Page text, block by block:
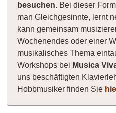
besuchen. Bei dieser
man Gleichgesinnte, lernt
kann gemeinsam
Wochenendes oder einer
musikalisches Thema
Workshops bei Musica
uns beschäftigten
Hobbmusiker finden Sie